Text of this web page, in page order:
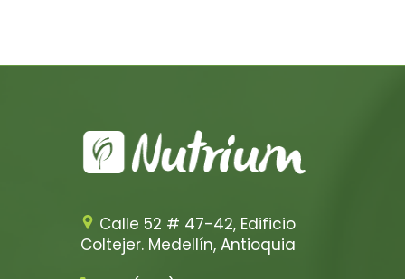
Calle 52 # 47-42, Edificio
Coltejer. Medellín, Antioquia